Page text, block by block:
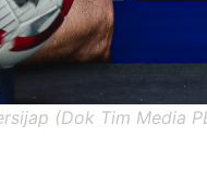
(Dok Tim Media